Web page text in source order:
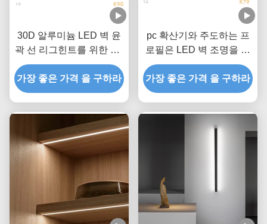
30D 알루미늄 LED 벽 윤
곽 선 리그힌트를 위한 PC
PMMA 확산기
가장 좋은 가격 을 구하라
pc 확산기와 주도하는 프
로필은 LED 벽 조명을 위
한 알루미늄 통로를 이끌
었습니다
가장 좋은 가격 을 구하라